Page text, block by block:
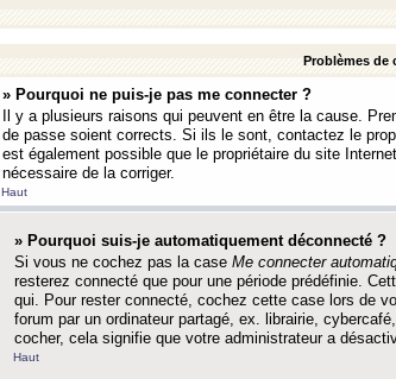
Problèmes de
» Pourquoi ne puis-je pas me connecter ?
Il y a plusieurs raisons qui peuvent en être la cause.
de passe soient corrects. Si ils le sont, contactez le
est également possible que le propriétaire du site
nécessaire de la corriger.
Haut
» Pourquoi suis-je automatiquement déconnecté ?
Si vous ne cochez pas la case Me connecter
resterez connecté que pour une période prédéfinie.
qui. Pour rester connecté, cochez cette case lors de
forum par un ordinateur partagé, ex. librairie,
cocher, cela signifie que votre administrateur a
Haut